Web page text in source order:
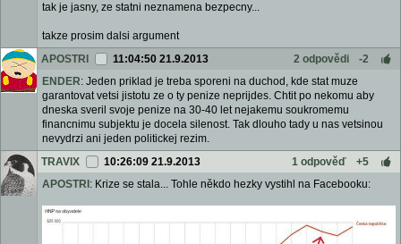
tak je jasny, ze statni neznamena bezpecny...
takze prosim dalsi argument
APOSTRI
11:04:50 21.9.2013 2 odpovědi
-2
ENDER: Jeden priklad je treba sporeni na duchod, kde stat muze
garantovat vetsi jistotu ze o ty penize neprijdes. Chtit po nekomu aby
dneska sveril svoje penize na 30-40 let nejakemu soukromemu
financnimu subjektu je docela silenost. Tak dlouho tady u nas vetsinou
nevydrzi ani jeden politickej rezim.
TRAVIX
10:26:09 21.9.2013 1 odpověď
+5
APOSTRI : Krize se stala... Tohle někdo hezky vystihl na Facebooku: